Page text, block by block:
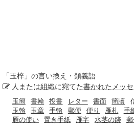
「玉梓 」の言い換え・類義語
人または組織に宛てた書かれた メッ
玉簡 書翰 投書 レター 書面 簡牘
玉翰
玉章 手翰 郵便 便り 雁札 手
雁の使い
置き手紙 雁字 水茎の跡